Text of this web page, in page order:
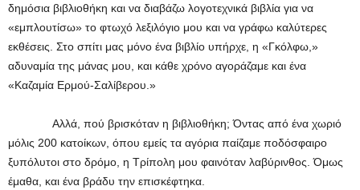
δημόσια βιβλιοθήκη και να διαβάζω λογοτεχνικά βιβλία για να
«εμπλουτίσω» το φτωχό λεξιλόγιο μου και να γράφω καλύτερες
εκθέσεις. Στο σπίτι μας μόνο ένα βιβλίο υπήρχε, η «Γκόλφω,»
αδυναμία της μάνας μου, και κάθε χρόνο αγοράζαμε και ένα
«Καζαμία Ερμού-Σαλίβερου.»
Αλλά, πού βρισκόταν η βιβλιοθήκη; Όντας από ένα χωριό
μόλις 200 κατοίκων, όπου εμείς τα αγόρια παίζαμε ποδόσφαιρο
ξυπόλυτοι στο δρόμο, η Τρίπολη μου φαινόταν λαβύρινθος. Όμως
έμαθα, και ένα βράδυ την επισκέφτηκα.